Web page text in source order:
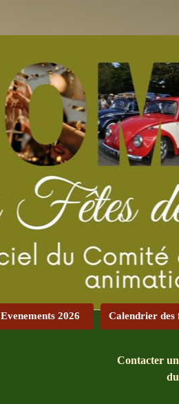
Evenements 2026 Calendrier des
Contacter